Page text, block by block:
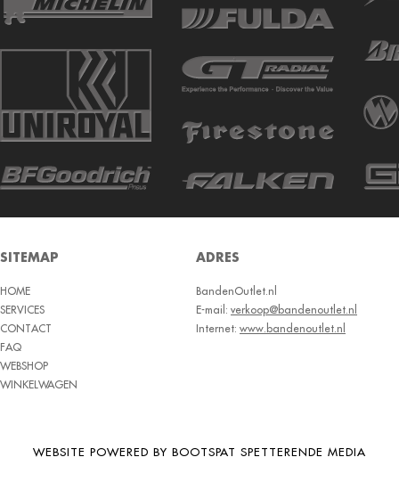
SITEMAP
HOME
SERVICES
CONTACT
FAQ
WEBSHOP
WINKELWAGEN
ADRES
BandenOutlet.nl
E-mail: verkoop@bandenoutlet.nl
Internet: www.bandenoutlet.nl
WEBSITE POWERED BY BOOTSPAT SPETTERENDE MEDIA